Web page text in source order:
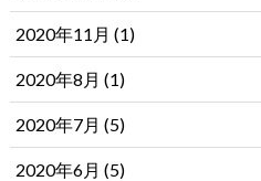
2020年11月 (1)
2020年8月 (1)
2020年7月 (5)
2020年6月 (5)